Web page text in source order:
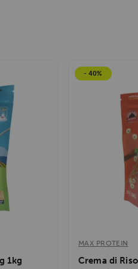
1kg
- 40%
MAX PROTEIN
Crema di